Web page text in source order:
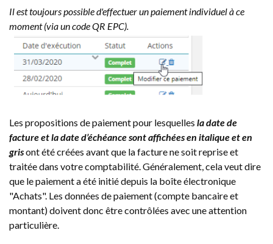
Il est toujours possible d'effectuer un paiement individuel à ce
moment (via un code QR EPC).
Les propositions de paiement pour lesquelles la date de
facture et la date d’échéance sont affichées en italique et en
grisont été créées avant que la facture ne soit reprise et
traitée dans votre comptabilité. Généralement, cela veut dire
que le paiement a été initié depuis la boîte électronique
"Achats". Les données de paiement (compte bancaire et
montant) doivent donc être contrôlées avec une attention
particulière.